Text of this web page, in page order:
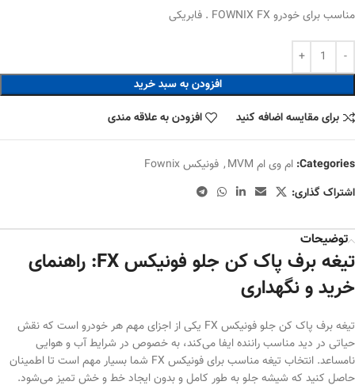
مناسب برای خودرو FOWNIX FX . فابریکی
افزودن به سبد خرید
برای مقایسه اضافه کنید
افزودن به علاقه مندی
Categories: ام وی ام MVM , فونیکس Fownix
اشتراک گذاری:
توضیحات
تیغه برف پاک کن جلو فونیکس FX: راهنمای
خرید و نگهداری
تیغه برف پاک کن جلو فونیکس FX یکی از اجزای مهم هر خودرو است که نقش
حیاتی در دید مناسب راننده ایفا می‌کند، به خصوص در شرایط آب و هوایی
نامساعد. انتخاب تیغه مناسب برای فونیکس FX شما بسیار مهم است تا اطمینان
حاصل کنید که شیشه جلو به طور کامل و بدون ایجاد خط و خش تمیز می‌شود.